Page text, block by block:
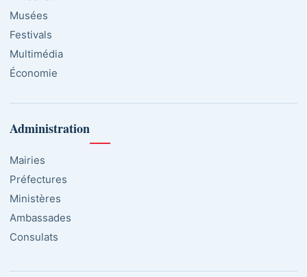
Musées
Festivals
Multimédia
Économie
Administration
Mairies
Préfectures
Ministères
Ambassades
Consulats